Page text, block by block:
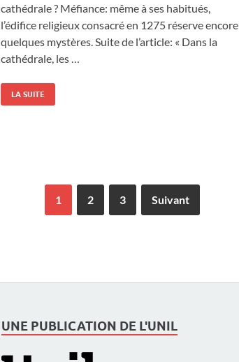
cathédrale ? Méfiance: même à ses habitués,
l’édifice religieux consacré en 1275 réserve encore
quelques mystères. Suite de l’article: « Dans la
cathédrale, les …
LA SUITE
1 2 3 Suivant
UNE PUBLICATION DE L'UNIL